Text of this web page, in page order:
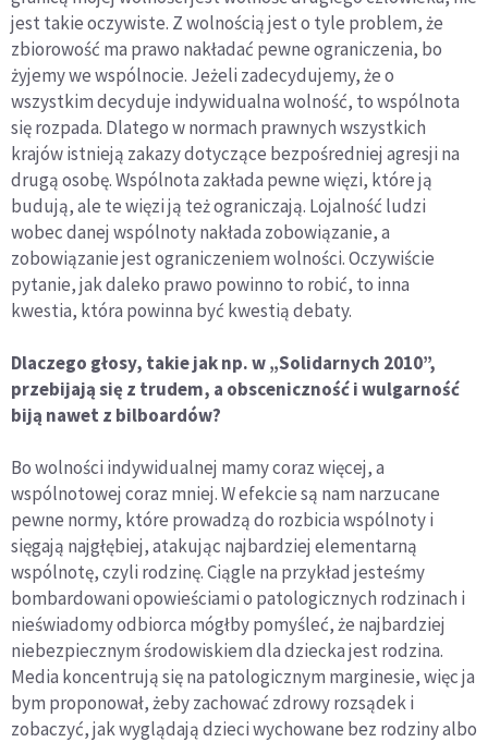
jest takie oczywiste. Z wolnością jest o tyle problem, że
zbiorowość ma prawo nakładać pewne ograniczenia, bo
żyjemy we wspólnocie. Jeżeli zadecydujemy, że o
wszystkim decyduje indywidualna wolność, to wspólnota
się rozpada. Dlatego w normach prawnych wszystkich
krajów istnieją zakazy dotyczące bezpośredniej agresji na
drugą osobę. Wspólnota zakłada pewne więzi, które ją
budują, ale te więzi ją też ograniczają. Lojalność ludzi
wobec danej wspólnoty nakłada zobowiązanie, a
zobowiązanie jest ograniczeniem wolności. Oczywiście
pytanie, jak daleko prawo powinno to robić, to inna
kwestia, która powinna być kwestią debaty.
Dlaczego głosy, takie jak np. w „Solidarnych 2010”,
przebijają się z trudem, a obsceniczność i wulgarność
biją nawet z bilboardów?
Bo wolności indywidualnej mamy coraz więcej, a
wspólnotowej coraz mniej. W efekcie są nam narzucane
pewne normy, które prowadzą do rozbicia wspólnoty i
sięgają najgłębiej, atakując najbardziej elementarną
wspólnotę, czyli rodzinę. Ciągle na przykład jesteśmy
bombardowani opowieściami o patologicznych rodzinach i
nieświadomy odbiorca mógłby pomyśleć, że najbardziej
niebezpiecznym środowiskiem dla dziecka jest rodzina.
Media koncentrują się na patologicznym marginesie, więc ja
bym proponował, żeby zachować zdrowy rozsądek i
zobaczyć, jak wyglądają dzieci wychowane bez rodziny albo